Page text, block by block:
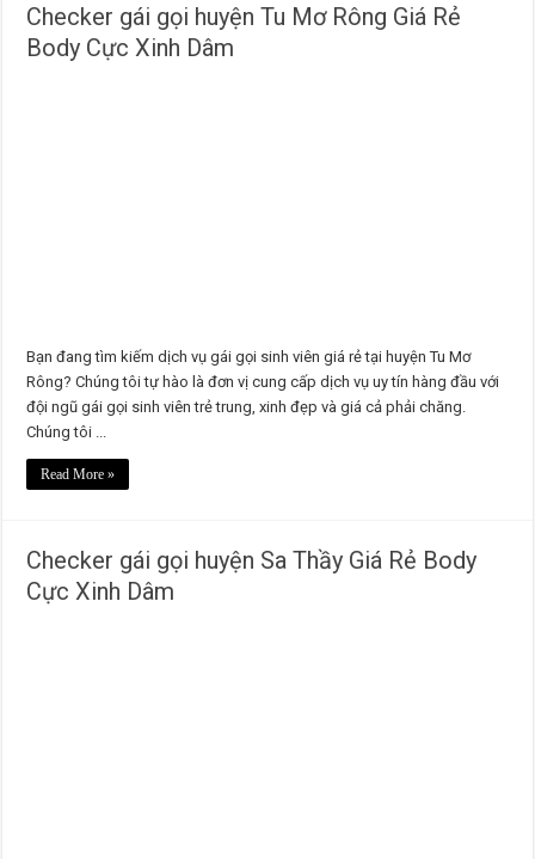
Checker gái gọi huyện Tu Mơ Rông Giá Rẻ
Body Cực Xinh Dâm
Bạn đang tìm kiếm dịch vụ gái gọi sinh viên giá rẻ tại huyện Tu Mơ
Rông? Chúng tôi tự hào là đơn vị cung cấp dịch vụ uy tín hàng đầu với
đội ngũ gái gọi sinh viên trẻ trung, xinh đẹp và giá cả phải chăng.
Chúng tôi ...
Read More »
Checker gái gọi huyện Sa Thầy Giá Rẻ Body
Cực Xinh Dâm